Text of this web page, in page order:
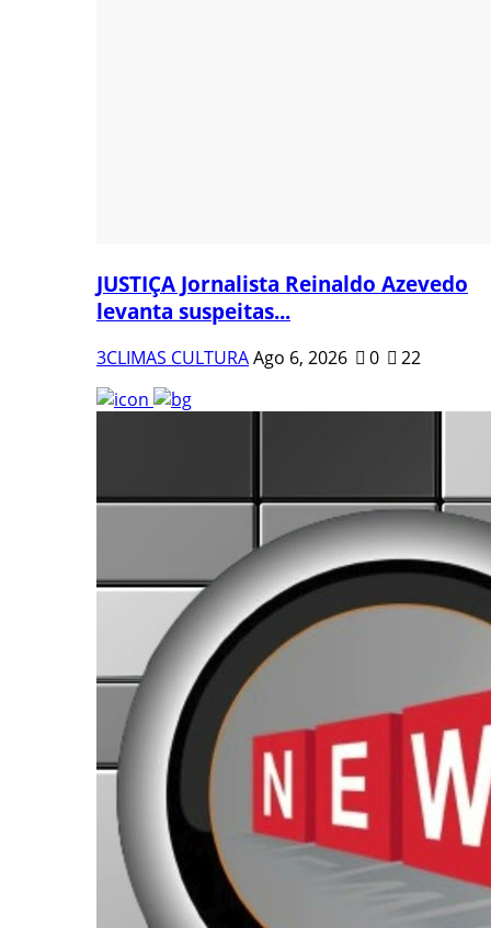
JUSTIÇA Jornalista Reinaldo Azevedo
levanta suspeitas...
3CLIMAS CULTURAAgo 6, 2026 0 22